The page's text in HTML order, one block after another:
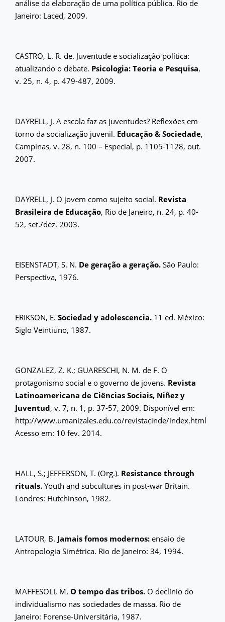
análise da elaboração de uma política pública. Rio de
Janeiro: Laced, 2009.
CASTRO, L. R. de. Juventude e socialização política:
atualizando o debate. Psicologia: Teoria e Pesquisa,
v. 25, n. 4, p. 479-487, 2009.
DAYRELL, J. A escola faz as juventudes? Reflexões em
torno da socialização juvenil. Educação & Sociedade,
Campinas, v. 28, n. 100 – Especial, p. 1105-1128, out.
2007.
DAYRELL, J. O jovem como sujeito social. Revista
Brasileira de Educação, Rio de Janeiro, n. 24, p. 40-
52, set./dez. 2003.
EISENSTADT, S. N. De geração a geração. São Paulo:
Perspectiva, 1976.
ERIKSON, E. Sociedad y adolescencia. 11 ed. México:
Siglo Veintiuno, 1987.
GONZALEZ, Z. K.; GUARESCHI, N. M. de F. O
protagonismo social e o governo de jovens. Revista
Latinoamericana de Ciências Sociais, Niñez y
Juventud, v. 7, n. 1, p. 37-57, 2009. Disponível em:
http://www.umanizales.edu.co/revistacinde/index.html
Acesso em: 10 fev. 2014.
HALL, S.; JEFFERSON, T. (Org.). Resistance through
rituals. Youth and subcultures in post-war Britain.
Londres: Hutchinson, 1982.
LATOUR, B. Jamais fomos modernos: ensaio de
Antropologia Simétrica. Rio de Janeiro: 34, 1994.
MAFFESOLI, M. O tempo das tribos. O declínio do
individualismo nas sociedades de massa. Rio de
Janeiro: Forense-Universitária, 1987.